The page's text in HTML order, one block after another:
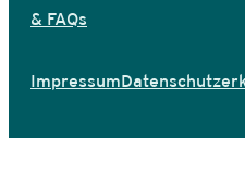
& FAQs
Impressum